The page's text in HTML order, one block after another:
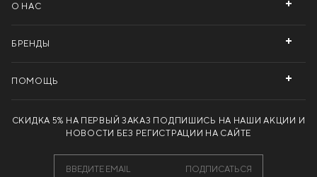
О НАС
БРЕНДЫ
ПОМОЩЬ
СКИДКА 5% НА ПЕРВЫЙ ЗАКАЗ ПОДПИШИСЬ НА НАШИ АКЦИИ И
НОВОСТИ БЕЗ РЕГИСТРАЦИИ НА САЙТЕ
ПОДПИСАТЬСЯ